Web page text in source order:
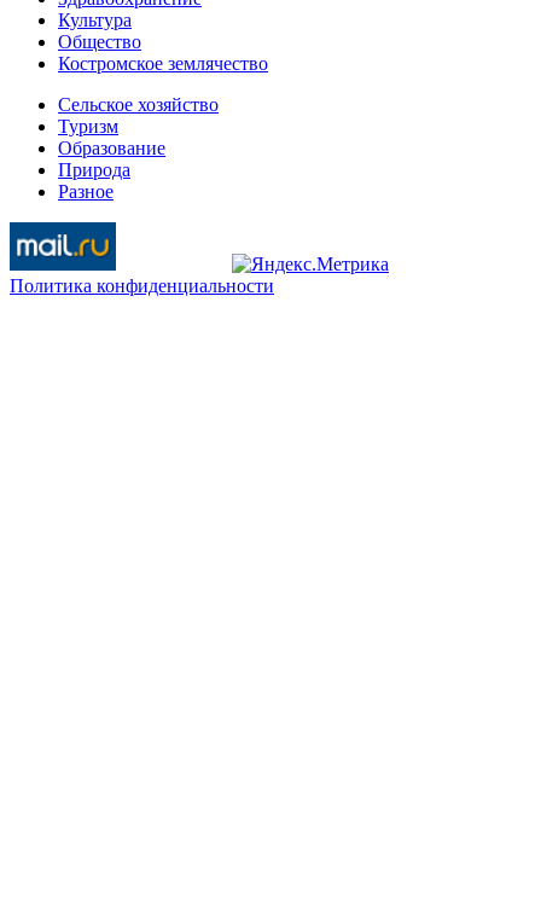
Культура
Общество
Костромское землячество
Сельское хозяйство
Туризм
Образование
Природа
Разное
Политика конфиденциальности